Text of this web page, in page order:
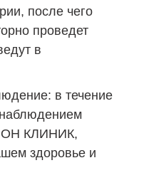
после чего
проведет
в
в течение
ОН КЛИНИК,
здоровье и